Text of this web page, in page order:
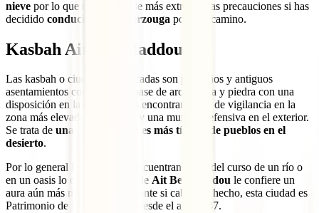
nieve por lo que nunca está de más extremar las precauciones si has
decidido conducir hasta Merzouga por este camino.
Kasbah Ait Ben Haddou
Las kasbah o ciudades fortificadas son pequeños y antiguos
asentamientos construidos a base de arcilla roja y piedra con una
disposición en la que solemos encontrar torres de vigilancia en la
zona más elevada del interior y una muralla defensiva en el exterior.
Se trata de una de las imágenes más típicas de pueblos en el
desierto.
Por lo general las kasbah se encuentran cerca del curso de un río o
en un oasis lo cual en el caso de Ait Ben Haddou le confiere un
aura aún más mística e interesante si cabe. De hecho, esta ciudad es
Patrimonio de la Humanidad desde el año 1987.